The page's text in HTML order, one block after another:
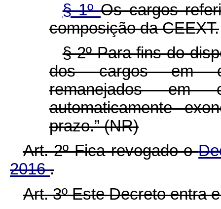
§ 1ºOs cargos
composição da CEEXT.
§ 2º Para fins do
dos cargos em
remanejados em
automaticamente
prazo.” (NR)
Art. 2º Fica revogado o
2016.
Art. 3º Este Decreto entra